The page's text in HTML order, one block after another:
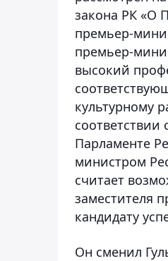
закона РК «О
премьер-
премьер-
высокий
культурному
соответствии
Парламенте
министром
считает
заместителя
кандидату
Он сменил